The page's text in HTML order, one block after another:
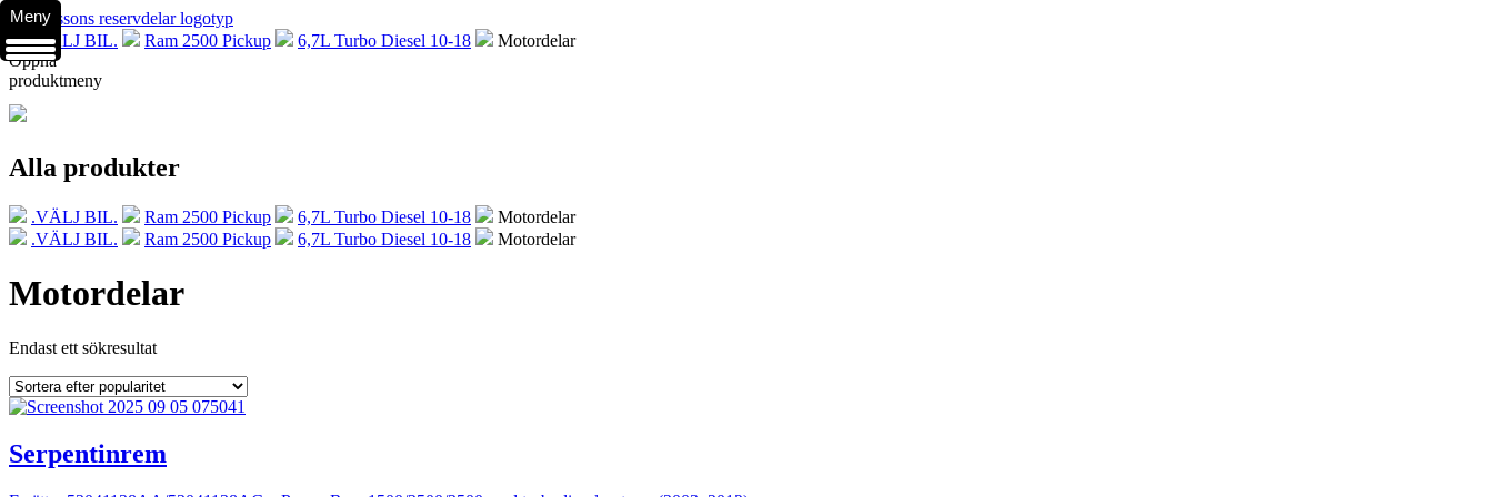
.VÄLJ BIL. Ram 2500 Pickup 6,7L Turbo Diesel 10-18
Motordelar
Öppna
produktmeny
Alla produkter
.VÄLJ BIL. Ram 2500 Pickup 6,7L Turbo Diesel 10-18
Motordelar
.VÄLJ BIL.
Ram 2500 Pickup 6,7L Turbo Diesel 10-18 Motordelar
Motordelar
Endast ett sökresultat
Serpentinrem
Meny